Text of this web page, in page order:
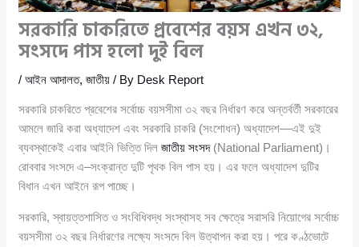
সরকারি চাকরিতে প্রবেশের বয়স এখন ৩২,
সংসদে পাস হলো দুই বিল
/আইন আদালত,জাতীয় / By Desk Report
সরকারি চাকরিতে প্রবেশের সর্বোচ্চ বয়সসীমা ৩২ বছর নির্ধারণ করে অন্তর্বর্তী সরকারের
আমলে জারি করা অধ্যাদেশ এবং সরকারি চাকরি (সংশোধন) অধ্যাদেশ—এই দুই
ব্যবস্থাকেই এবার আইনি ভিত্তি দিলজাতীয় সংসদ(National Parliament)।
রোববার সংসদে এ–সংক্রান্ত দুটি পৃথক বিল পাস হয়। এর ফলে অধ্যাদেশ দুটির
বিধান এখন আইনে রূপ পাচ্ছে।
সরকারি, স্বায়ত্তশাসিত ও সংবিধিবদ্ধ সংস্থাসহ সব ক্ষেত্রে সরাসরি নিয়োগের সর্বোচ্চ
বয়সসীমা ৩২ বছর নির্ধারণের লক্ষ্যে সংসদে বিল উত্থাপন করা হয়। পরে কণ্ঠভোটে